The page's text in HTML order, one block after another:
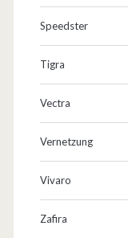
Speedster
Tigra
Vectra
Vernetzung
Vivaro
Zafira